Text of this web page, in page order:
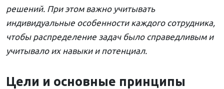
решений. При этом важно учитывать
индивидуальные особенности каждого сотрудника,
чтобы распределение задач было справедливым и
учитывало их навыки и потенциал.
Цели и основные принципы